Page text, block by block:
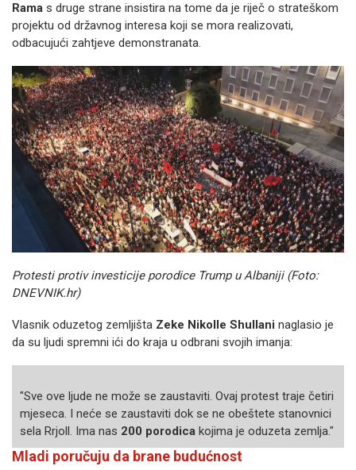
Rama s druge strane insistira na tome da je riječ o strateškom
projektu od državnog interesa koji se mora realizovati,
odbacujući zahtjeve demonstranata.
Protesti protiv investicije porodice Trump u Albaniji (Foto:
DNEVNIK.hr)
Vlasnik oduzetog zemljišta Zeke Nikolle Shullani naglasio je
da su ljudi spremni ići do kraja u odbrani svojih imanja:
"Sve ove ljude ne može se zaustaviti. Ovaj protest traje četiri
mjeseca. I neće se zaustaviti dok se ne obeštete stanovnici
sela Rrjoll. Ima nas 200 porodica kojima je oduzeta zemlja."
Mladi poručuju da brane budućnost